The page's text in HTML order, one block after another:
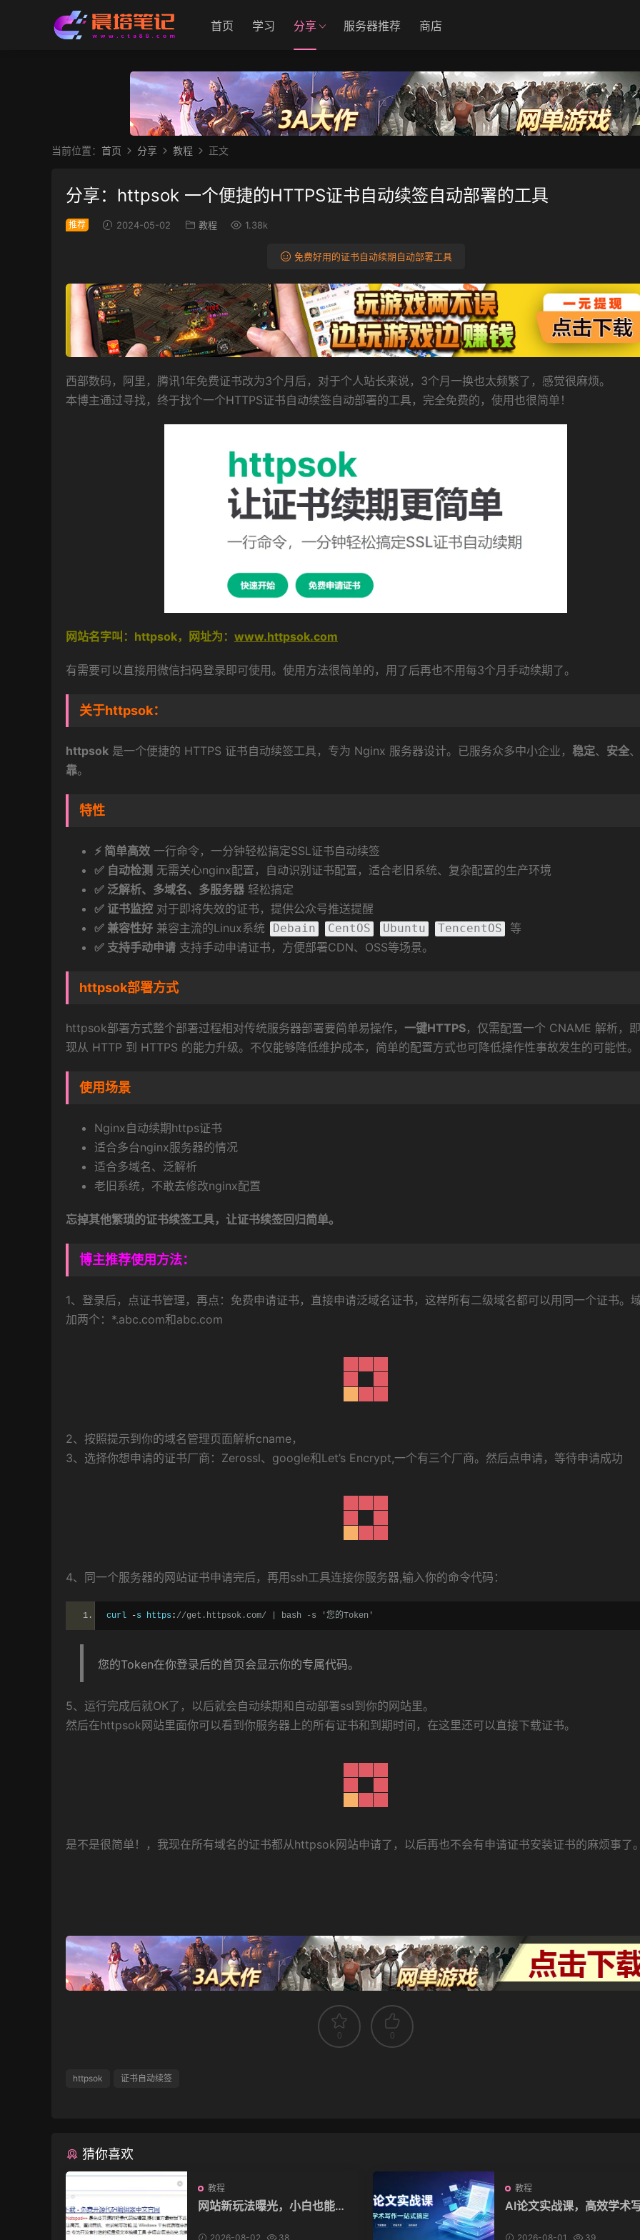
首页 学习 分享 服务器推荐 商店
当前位置： 首页 分享 教程 正文
分享：httpsok 一个便捷的HTTPS证书自动续签自动部署的工具
推荐 2024-05-02 教程 1.38k
免费好用的证书自动续期自动部署工具
西部数码，阿里，腾讯1年免费证书改为3个月后，对于个人站长来说，3个月一换也太频繁了，感觉很麻烦。
本博主通过寻找，终于找个一个HTTPS证书自动续签自动部署的工具，完全免费的，使用也很简单！
网站名字叫：httpsok，网址为： www.httpsok.com
有需要可以直接用微信扫码登录即可使用。使用方法很简单的，用了后再也不用每3个月手动续期了。
关于httpsok：
httpsok 是一个便捷的 HTTPS 证书自动续签工具，专为 Nginx 服务器设计。已服务众多中小企业， 稳定、 安全、
靠。
特性
⚡️ 简单高效 一行命令，一分钟轻松搞定SSL证书自动续签
✅ 自动检测 无需关心nginx配置，自动识别证书配置，适合老旧系统、复杂配置的生产环境
✅ 泛解析、多域名、多服务器 轻松搞定
✅ 证书监控 对于即将失效的证书，提供公众号推送提醒
✅ 兼容性好 兼容主流的Linux系统 Debain CentOS Ubuntu TencentOS
等
✅ 支持手动申请 支持手动申请证书，方便部署CDN、OSS等场景。
httpsok部署方式
httpsok部署方式整个部署过程相对传统服务器部署要简单易操作， 一键HTTPS，仅需配置一个 CNAME 解析，
现从 HTTP 到 HTTPS 的能力升级。不仅能够降低维护成本，简单的配置方式也可降低操作性事故发生的可能性。
使用场景
Nginx自动续期https证书
适合多台nginx服务器的情况
适合多域名、泛解析
老旧系统，不敢去修改nginx配置
忘掉其他繁琐的证书续签工具，让证书续签回归简单。
博主推荐使用方法：
1、登录后，点证书管理，再点：免费申请证书，直接申请泛域名证书，这样所有二级域名都可以用同一个证书。
加两个：*.abc.com和abc.com
2、按照提示到你的域名管理页面解析cname，
3、选择你想申请的证书厂商：Zerossl、google和Let’s Encrypt,一个有三个厂商。然后点申请，等待申请成功
4、同一个服务器的网站证书申请完后，再用ssh工具连接你服务器,输入你的命令代码：
curl -s https : //get.httpsok.com/ | bash -s '您的Token'
您的Token在你登录后的首页会显示你的专属代码。
5、运行完成后就OK了，以后就会自动续期和自动部署ssl到你的网站里。
然后在httpsok网站里面你可以看到你服务器上的所有证书和到期时间，在这里还可以直接下载证书。
是不是很简单！，我现在所有域名的证书都从httpsok网站申请了，以后再也不会有申请证书安装证书的麻烦事了
0 0
httpsok 证书自动续签
猜你喜欢
教程
网站新玩法曝光，小白也能月
的人2026-08-02 38
教程
AI论文实战课，高效学术
2026-08-01 39